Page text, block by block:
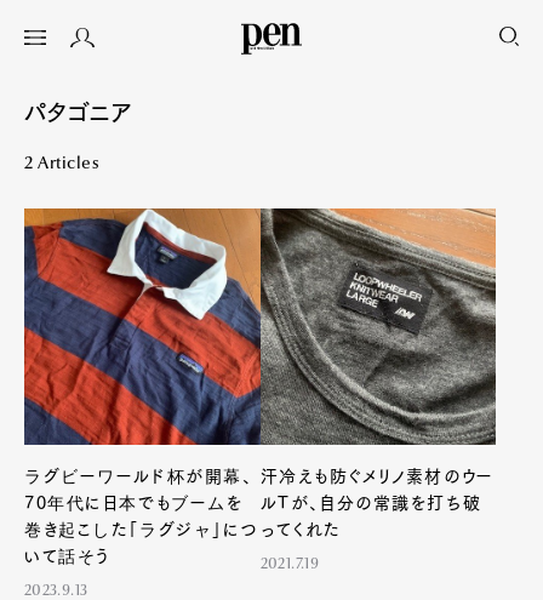
パタゴニア
2 Articles
ラグビーワールド杯が開幕、
70年代に日本でもブームを
巻き起こした「ラグジャ」につ
いて話そう
2023.9.13
汗冷えも防ぐメリノ素材のウー
ルTが、自分の常識を打ち破
ってくれた
2021.7.19